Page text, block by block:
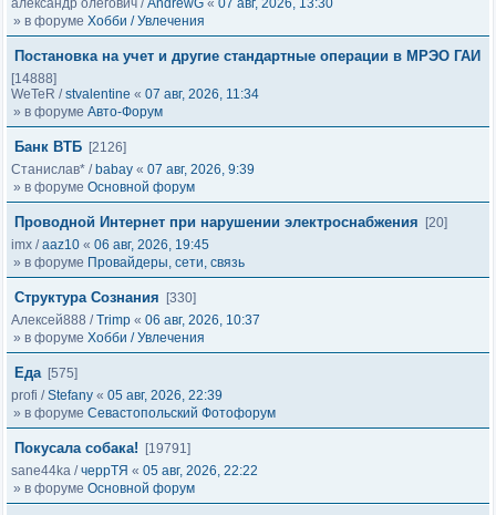
александр олегович /AndrewG « 07 авг, 2026, 13:30
» в форуме Хобби / Увлечения
Постановка на учет и другие стандартные операции в МРЭО ГАИ
[14888]
WeTeR /stvalentine « 07 авг, 2026, 11:34
» в форуме Авто-Форум
Банк ВТБ [2126]
Станислав* / babay « 07 авг, 2026, 9:39
» в форуме Основной форум
Проводной Интернет при нарушении электроснабжения
[20]
imx /aaz10 « 06 авг, 2026, 19:45
» в форуме Провайдеры, сети, связь
Структура Сознания
[330]
Алексей888 /Trimp « 06 авг, 2026, 10:37
» в форуме Хобби / Увлечения
Еда [575]
profi /Stefany « 05 авг, 2026, 22:39
» в форуме Севастопольский Фотофорум
Покусала собака!
[19791]
sane44ka /черрТЯ « 05 авг, 2026, 22:22
» в форуме Основной форум